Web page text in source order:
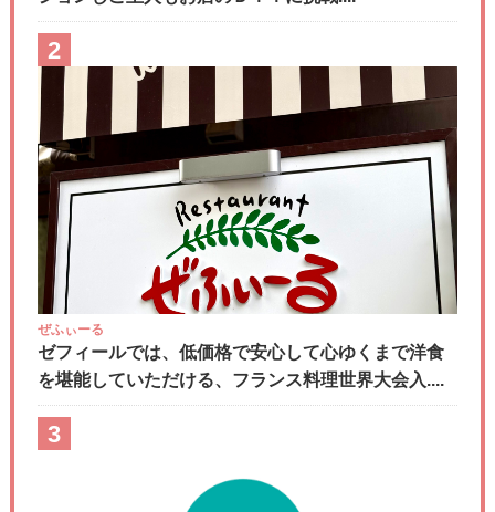
2
ぜふぃーる
ゼフィールでは、低価格で安心して心ゆくまで洋食
を堪能していただける、フランス料理世界大会入....
3